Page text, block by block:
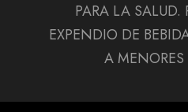
PARA LA SALUD.
EXPENDIO DE
A